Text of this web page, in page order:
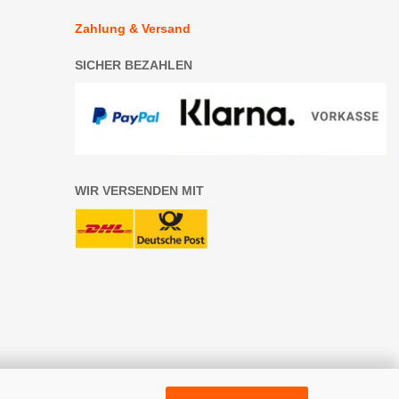
Zahlung & Versand
SICHER BEZAHLEN
WIR VERSENDEN MIT